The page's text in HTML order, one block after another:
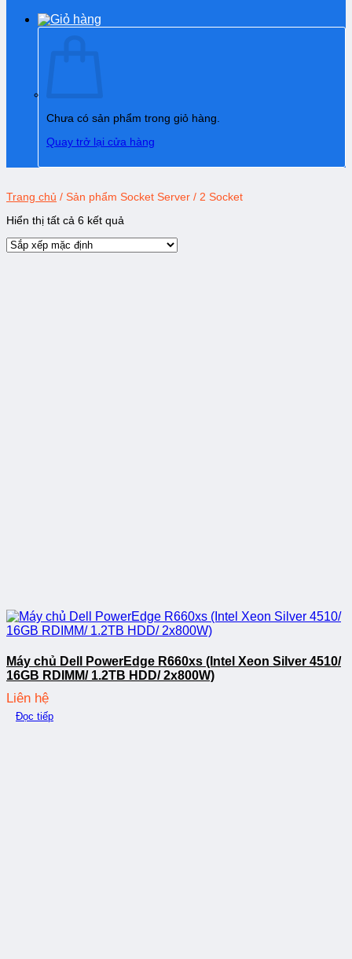
Chưa có sản phẩm trong giỏ hàng.
Quay trở lại cửa hàng
Trang chủ / Sản phẩm Socket Server / 2 Socket
Hiển thị tất cả 6 kết quả
Máy chủ Dell PowerEdge R660xs (Intel Xeon Silver 4510/
16GB RDIMM/ 1.2TB HDD/ 2x800W)
Liên hệ
Đọc tiếp